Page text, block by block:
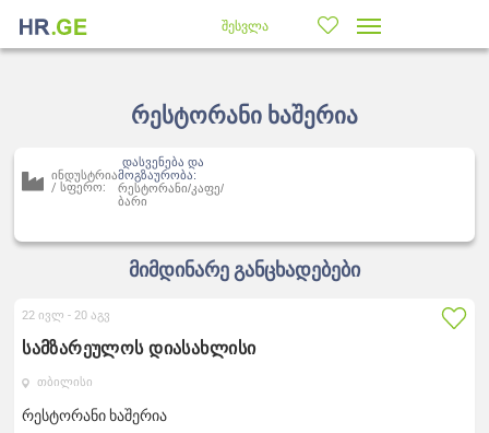
შესვლა
რესტორანი ხაშერია
ინდუსტრია
/ სფერო:
დასვენება და
მოგზაურობა:
რესტორანი/კაფე/
ბარი
მიმდინარე განცხადებები
სამზარეულოს დიასახლისი
თბილისი
რესტორანი ხაშერია
22 ივლ -20 აგვ